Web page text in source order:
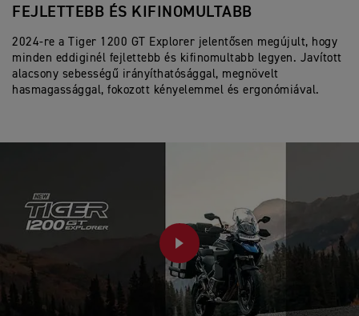
FEJLETTEBB ÉS KIFINOMULTABB
2024-re a Tiger 1200 GT Explorer jelentősen megújult, hogy
minden eddiginél fejlettebb és kifinomultabb legyen. Javított
alacsony sebességű irányíthatósággal, megnövelt
hasmagassággal, fokozott kényelemmel és ergonómiával.
PLAY